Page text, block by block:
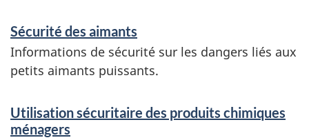
Sécurité des aimants
Informations de sécurité sur les dangers liés aux
petits aimants puissants.
Utilisation sécuritaire des produits chimiques
ménagers